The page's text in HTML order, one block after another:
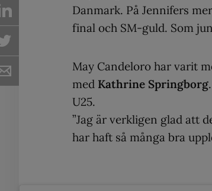
Danmark. På Jennifers
final och SM-guld. Som
May Candeloro har varit
med Kathrine Springborg
U25.
”Jag är verkligen glad att
har haft så många bra